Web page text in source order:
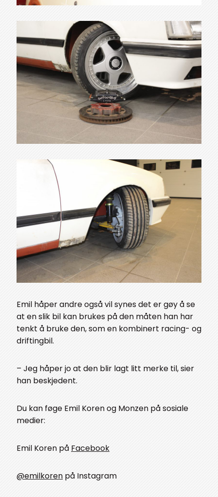
Emil håper andre også vil synes det er gøy å se
at en slik bil kan brukes på den måten han har
tenkt å bruke den, som en kombinert racing- og
driftingbil.
– Jeg håper jo at den blir lagt litt merke til, sier
han beskjedent.
Du kan føge Emil Koren og Monzen på sosiale
medier:
Emil Koren på Facebook
@emilkoren på Instagram